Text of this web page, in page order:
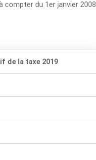
compter du 1er janvier 2008
de la taxe 2019